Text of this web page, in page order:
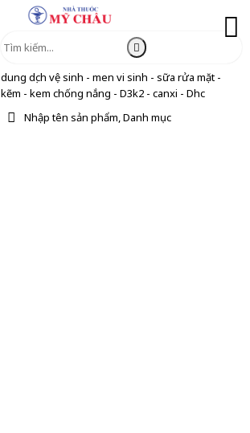
dung dịch vệ sinh - men vi sinh - sữa rửa mặt -
kẽm - kem chống nắng - D3k2 - canxi - Dhc
Nhập tên sản phẩm, Danh mục